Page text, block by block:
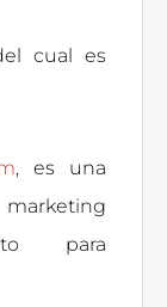
cual es
, es una
para